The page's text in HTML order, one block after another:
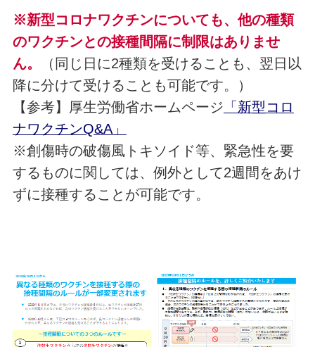
※新型コロナワクチンについても、他の種類
のワクチンとの接種間隔に制限はありませ
ん。
（同じ日に2種類を受けることも、翌日以
降に分けて受けることも可能です。）
【参考】厚生労働省ホームページ 「新型コロ
ナワクチンQ&A」
※創傷時の破傷風トキソイド等、緊急性を要
するものに関しては、例外として2週間をあけ
ずに接種することが可能です。